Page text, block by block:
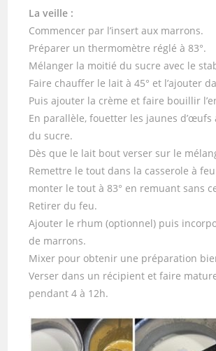
La veille :
Commencer par l’insert aux marrons.
Préparer un thermomètre réglé à 83°.
Mélanger la moitié du sucre avec le
Faire chauffer le lait à 45° et l’ajouter
Puis ajouter la crème et faire bouillir
En parallèle, fouetter les jaunes d’œufs
du sucre.
Dès que le lait bout verser sur le
Remettre le tout dans la casserole à
monter le tout à 83° en remuant sans
Retirer du feu.
Ajouter le rhum (optionnel) puis
de marrons.
Mixer pour obtenir une préparation
Verser dans un récipient et faire
pendant 4 à 12h.